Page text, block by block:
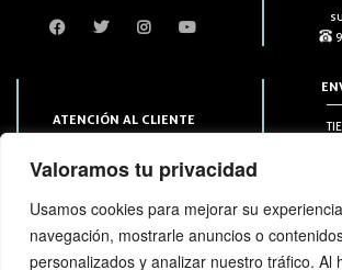
Valoramos tu privacidad
Usamos cookies para mejorar su
navegación, mostrarle anuncios o
personalizados y analizar nuestro tráfico. Al
ATENCIÓN AL CLIENTE
944 169 430
SUSCRIPCIONES